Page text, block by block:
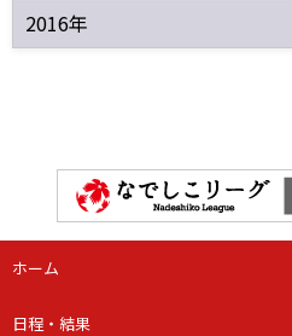
2016年
ホーム
日程・結果